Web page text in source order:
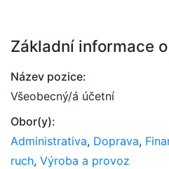
Základní informace
Název pozice:
Všeobecný/á účetní
Obor(y):
Administrativa, Doprava,
ruch, Výroba a provoz